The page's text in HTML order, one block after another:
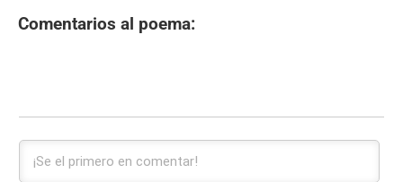
Comentarios al poema: